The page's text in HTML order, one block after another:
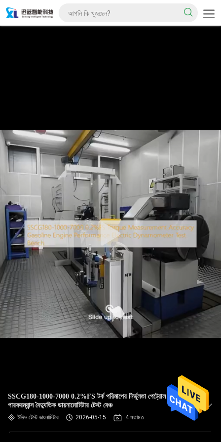
SSCG180-1000-7000 0.2%FS টর্ক পরিমাপের নির্ভুলতা পেট্রোল ইঞ্জিন
পারফরম্যান্স বৈদ্যুতিক ডায়নামোমিটার টেস্ট বেঞ্চ
ইঞ্জিন টেস্ট ডায়নামিটার 2026-05-15 4 মতামত